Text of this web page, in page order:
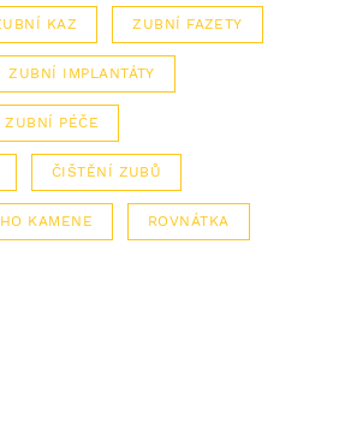
KAZ ZUBNÍ FAZETY
ZUBNÍ IMPLANTÁTY
ZUBNÍ PÉČE
ČIŠTĚNÍ ZUBŮ
KAMENE ROVNÁTKA